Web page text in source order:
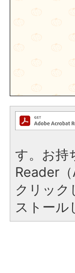
す。お持
Reader
クリック
ストール